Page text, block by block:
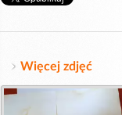
Więcej zdjęć